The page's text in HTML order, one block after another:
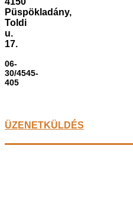
Püspökladány,
Toldi
u.
17.
06-
30/4545-
405
ÜZENETKÜLDÉS